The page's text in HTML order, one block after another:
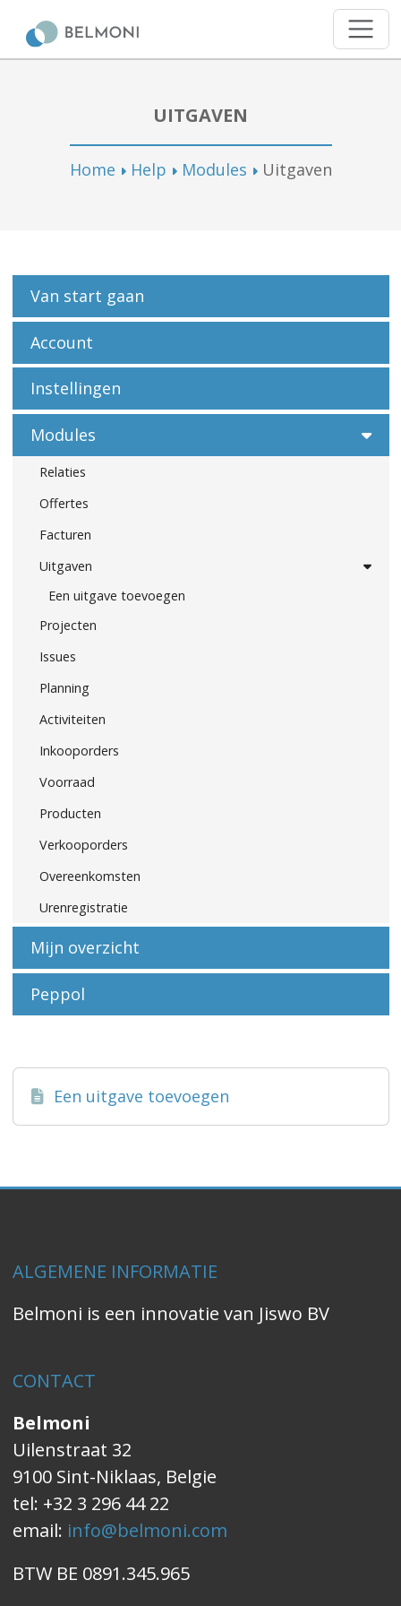
UITGAVEN
Home Help Modules Uitgaven
Van start gaan
Account
Instellingen
Modules
Relaties
Offertes
Facturen
Uitgaven
Een uitgave toevoegen
Projecten
Issues
Planning
Activiteiten
Inkooporders
Voorraad
Producten
Verkooporders
Overeenkomsten
Urenregistratie
Mijn overzicht
Peppol
Een uitgave toevoegen
ALGEMENE INFORMATIE
Belmoni is een innovatie van Jiswo BV
CONTACT
Belmoni
Uilenstraat 32
9100 Sint-Niklaas, Belgie
tel: +32 3 296 44 22
email: info@belmoni.com
BTW BE 0891.345.965